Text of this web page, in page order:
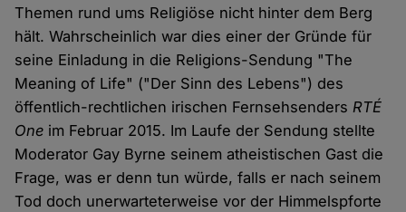
Themen rund ums Religiöse nicht hinter dem Berg
hält. Wahrscheinlich war dies einer der Gründe für
seine Einladung in die Religions-Sendung "The
Meaning of Life" ("Der Sinn des Lebens") des
öffentlich-rechtlichen irischen FernsehsendersRTÉ
One im Februar 2015. Im Laufe der Sendung stellte
Moderator Gay Byrne seinem atheistischen Gast die
Frage, was er denn tun würde, falls er nach seinem
Tod doch unerwarteterweise vor der Himmelspforte